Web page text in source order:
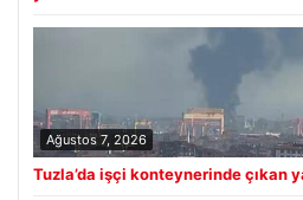
Ağustos 7, 2026
Tuzla’da işçi konteynerinde çıkan